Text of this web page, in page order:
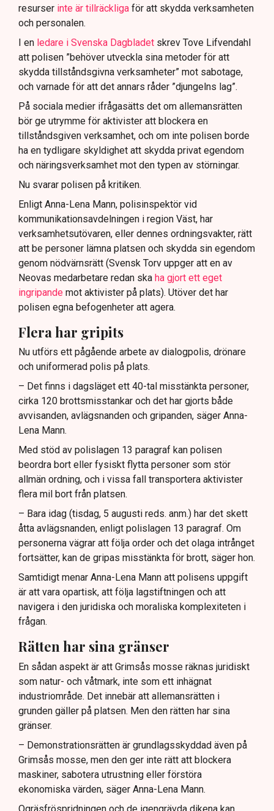
resurser inte är tillräckliga för att skydda verksamheten
och personalen.
I en ledare i Svenska Dagbladet skrev Tove Lifvendahl
att polisen ”behöver utveckla sina metoder för att
skydda tillståndsgivna verksamheter” mot sabotage,
och varnade för att det annars råder ”djungelns lag”.
På sociala medier ifrågasätts det om allemansrätten
bör ge utrymme för aktivister att blockera en
tillståndsgiven verksamhet, och om inte polisen borde
ha en tydligare skyldighet att skydda privat egendom
och näringsverksamhet mot den typen av störningar.
Nu svarar polisen på kritiken.
Enligt Anna-Lena Mann, polisinspektör vid
kommunikationsavdelningen i region Väst, har
verksamhetsutövaren, eller dennes ordningsvakter, rätt
att be personer lämna platsen och skydda sin egendom
genom nödvärnsrätt (Svensk Torv uppger att en av
Neovas medarbetare redan ska ha gjort ett eget
ingripande mot aktivister på plats). Utöver det har
polisen egna befogenheter att agera.
Flera har gripits
Nu utförs ett pågående arbete av dialogpolis, drönare
och uniformerad polis på plats.
– Det finns i dagsläget ett 40-tal misstänkta personer,
cirka 120 brottsmisstankar och det har gjorts både
avvisanden, avlägsnanden och gripanden, säger Anna-
Lena Mann.
Med stöd av polislagen 13 paragraf kan polisen
beordra bort eller fysiskt flytta personer som stör
allmän ordning, och i vissa fall transportera aktivister
flera mil bort från platsen.
– Bara idag (tisdag, 5 augusti reds. anm.) har det skett
åtta avlägsnanden, enligt polislagen 13 paragraf. Om
personerna vägrar att följa order och det olaga intrånget
fortsätter, kan de gripas misstänkta för brott, säger hon.
Samtidigt menar Anna-Lena Mann att polisens uppgift
är att vara opartisk, att följa lagstiftningen och att
navigera i den juridiska och moraliska komplexiteten i
frågan.
Rätten har sina gränser
En sådan aspekt är att Grimsås mosse räknas juridiskt
som natur- och våtmark, inte som ett inhägnat
industriområde. Det innebär att allemansrätten i
grunden gäller på platsen. Men den rätten har sina
gränser.
– Demonstrationsrätten är grundlagsskyddad även på
Grimsås mosse, men den ger inte rätt att blockera
maskiner, sabotera utrustning eller förstöra
ekonomiska värden, säger Anna-Lena Mann.